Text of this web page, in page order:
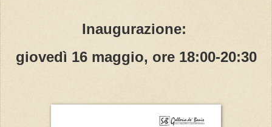
Inaugurazione:
giovedì 16 maggio, ore 18:00-20:30